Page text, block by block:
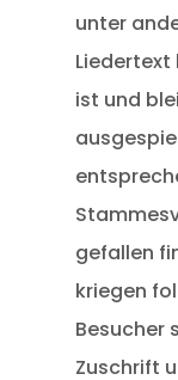
unter
Liedertext
ist und
gefallen
kriegen
Besucher
Zuschrift